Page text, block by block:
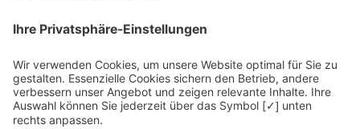
Kontakt
Datenschutz
Newsletter